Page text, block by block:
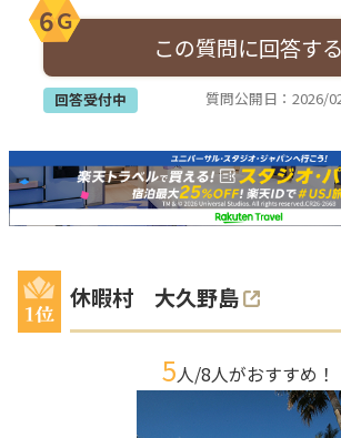
6Ｇ
この質問に回答する
回答受付中 質問公開日：2026/
休暇村 大久野島
5人/8人がおすすめ！